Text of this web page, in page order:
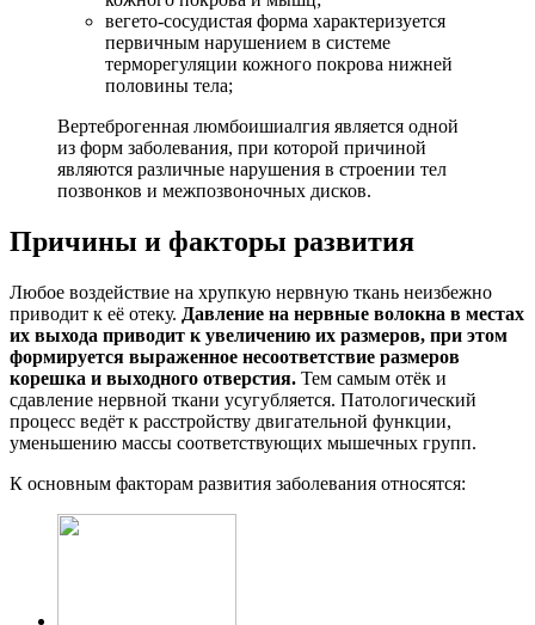
вегето-сосудистая форма характеризуется
первичным нарушением в системе
терморегуляции кожного покрова нижней
половины тела;
Вертеброгенная люмбоишиалгия является одной
из форм заболевания, при которой причиной
являются различные нарушения в строении тел
позвонков и межпозвоночных дисков.
Причины и факторы развития
Любое воздействие на хрупкую нервную ткань неизбежно
приводит к её отеку. Давление на нервные волокна в местах
их выхода приводит к увеличению их размеров, при этом
формируется выраженное несоответствие размеров
корешка и выходного отверстия. Тем самым отёк и
сдавление нервной ткани усугубляется. Патологический
процесс ведёт к расстройству двигательной функции,
уменьшению массы соответствующих мышечных групп.
К основным факторам развития заболевания относятся: